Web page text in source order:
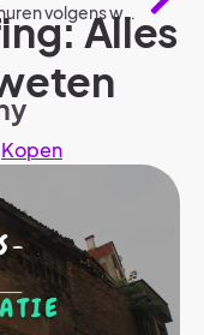
Budgethuren volgens wetgeving
Alles
Kopen